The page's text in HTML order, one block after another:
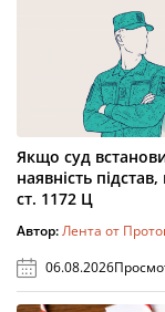
Якщо суд
наявність
ст. 1172 Ц
Автор:Лента от
06.08.2026